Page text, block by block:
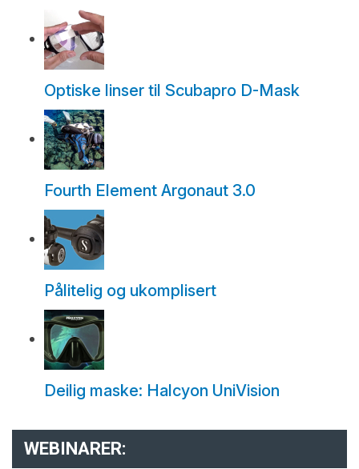
Optiske linser til Scubapro D-Mask
Fourth Element Argonaut 3.0
Pålitelig og ukomplisert
Deilig maske: Halcyon UniVision
WEBINARER: